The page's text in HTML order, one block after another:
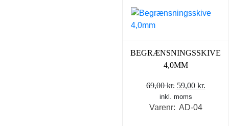
BEGRÆNSNINGSSKIVE
4,0MM
69,00kr. Den
oprindelige
pris
59,00 kr.
inkl. moms
Varenr: AD-04